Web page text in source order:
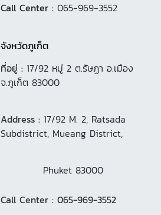
Call Center : 065-969-3552
จังหวัดภูเก็ต
ที่อยู่ : 17/92 หมู่ 2 ต.รัษฏา อ.เมือง
จ.ภูเก็ต 83000
Address : 17/92 M. 2, Ratsada
Subdistrict, Mueang District,
Phuket 83000
Call Center : 065-969-3552